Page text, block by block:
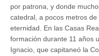
por patrona, y donde
catedral, a pocos metros
eternidad. En las Casas
formación durante 11 años
Ignacio, que capitaneó la